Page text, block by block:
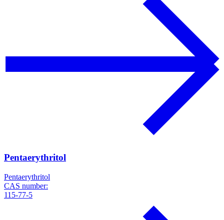
Pentaerythritol
Pentaerythritol
CAS number:
115-77-5